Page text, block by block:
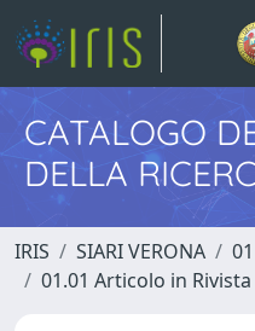
CATALOGO
DELLA
IRIS SIARI VERONA
01.01 Articolo in Rivista